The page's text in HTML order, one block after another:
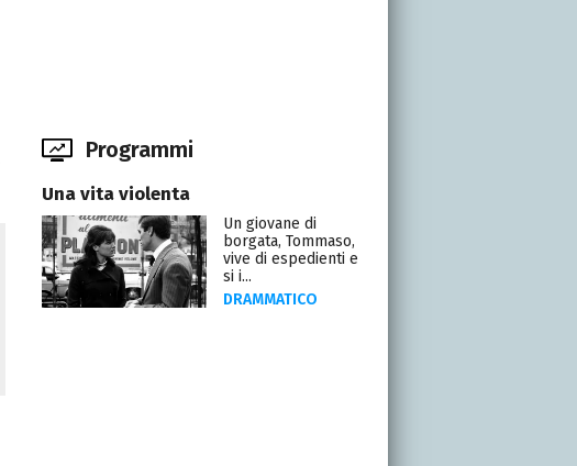
Programmi
Una vita violenta
Un giovane di
borgata, Tommaso,
vive di espedienti e
si i...
DRAMMATICO